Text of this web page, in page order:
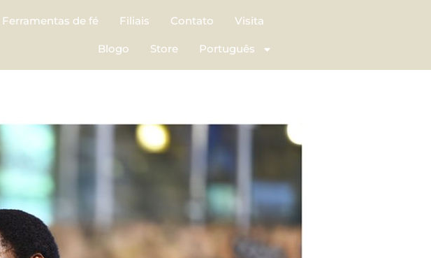
Ferramentas de fé Filiais Contato Visita
Blogo Store Português